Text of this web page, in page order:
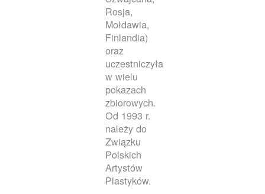
Rosja,
Mołdawia,
Finlandia)
oraz
uczestniczyła
w wielu
pokazach
zbiorowych.
Od 1993 r.
należy do
Związku
Polskich
Artystów
Plastyków.